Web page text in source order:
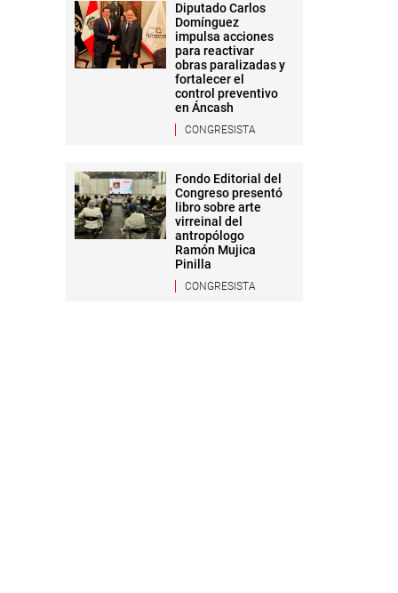
Diputado Carlos
Domínguez
impulsa acciones
para reactivar
obras paralizadas y
fortalecer el
control preventivo
en Áncash
CONGRESISTA
Fondo Editorial del
Congreso presentó
libro sobre arte
virreinal del
antropólogo
Ramón Mujica
Pinilla
CONGRESISTA